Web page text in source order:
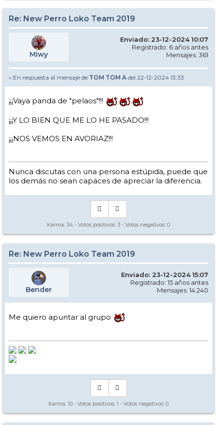
Re: New Perro Loko Team 2019
Miwy
Enviado: 23-12-2024 10:07
Registrado: 6 años antes
Mensajes: 361
» En respuesta al mensaje de TOM TOM A del 22-12-2024 13:33
¡¡¡Vaya panda de "pelaos"!!!
¡¡¡Y LO BIEN QUE ME LO HE PASADO!!!
¡¡¡NOS VEMOS EN AVORIAZ!!!
Nunca discutas con una persona estúpida, puede que
los demás no sean capaces de apreciar la diferencia.
Karma: 34 - Votos positivos: 3 - Votos negativos: 0
Re: New Perro Loko Team 2019
Bender
Enviado: 23-12-2024 15:07
Registrado: 15 años antes
Mensajes: 14.240
Me quiero apuntar al grupo
Karma: 10 - Votos positivos: 1 - Votos negativos: 0